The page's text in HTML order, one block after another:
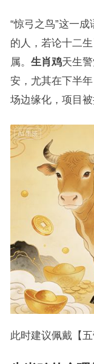
“惊弓之鸟”这一
的人，若论十二
属。 生肖鸡天生
安，尤其在下半
场边缘化，项目被
此时建议佩戴【